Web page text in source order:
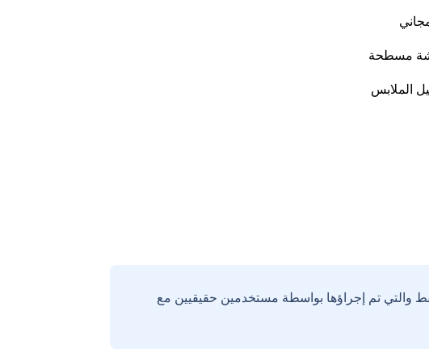
مسطحة
الملابس
والتي تم إجراؤها بواسطة مستخدمين حقيقيين مع